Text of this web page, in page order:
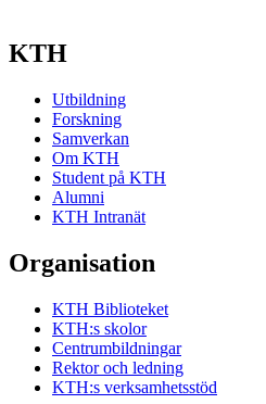
KTH
Utbildning
Forskning
Samverkan
Om KTH
Student på KTH
Alumni
KTH Intranät
Organisation
KTH Biblioteket
KTH:s skolor
Centrumbildningar
Rektor och ledning
KTH:s verksamhetsstöd